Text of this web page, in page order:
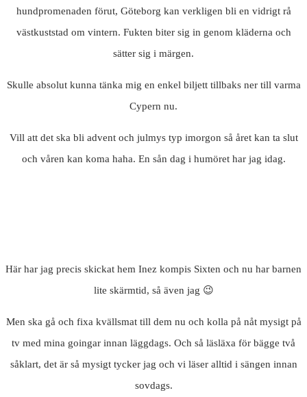
hundpromenaden förut, Göteborg kan verkligen bli en vidrigt rå
västkuststad om vintern. Fukten biter sig in genom kläderna och
sätter sig i märgen.
Skulle absolut kunna tänka mig en enkel biljett tillbaks ner till varma
Cypern nu.
Vill att det ska bli advent och julmys typ imorgon så året kan ta slut
och våren kan koma haha. En sån dag i humöret har jag idag.
Här har jag precis skickat hem Inez kompis Sixten och nu har barnen
lite skärmtid, så även jag 😉
Men ska gå och fixa kvällsmat till dem nu och kolla på nåt mysigt på
tv med mina goingar innan läggdags. Och så läsläxa för bägge två
såklart, det är så mysigt tycker jag och vi läser alltid i sängen innan
sovdags.